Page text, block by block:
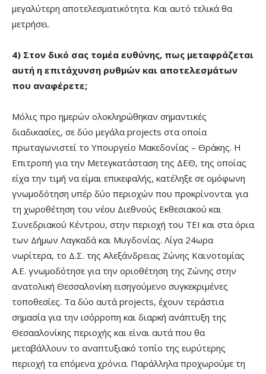
μεγαλύτερη αποτελεσματικότητα. Και αυτό τελικά θα
μετρήσει.
4) Στον δικό σας τομέα ευθύνης, πως μεταφράζεται
αυτή η επιτάχυνση ρυθμών και αποτελεσμάτων
που αναφέρετε;
Μόλις προ ημερών ολοκληρώθηκαν σημαντικές
διαδικασίες, σε δύο μεγάλα projects στα οποία
πρωταγωνιστεί το Υπουργείο Μακεδονίας – Θράκης. Η
Επιτροπή για την Μετεγκατάσταση της ΔΕΘ, της οποίας
είχα την τιμή να είμαι επικεφαλής, κατέληξε σε ομόφωνη
γνωμοδότηση υπέρ δύο περιοχών που προκρίνονται για
τη χωροθέτηση του νέου Διεθνούς Εκθεσιακού και
Συνεδριακού Κέντρου, στην περιοχή του ΤΕΙ και στα όρια
των Δήμων Λαγκαδά και Μυγδονίας. Λίγα 24ωρα
νωρίτερα, το Δ.Σ. της Αλεξάνδρειας Ζώνης Καινοτομίας
Α.Ε. γνωμοδότησε για την οριοθέτηση της Ζώνης στην
ανατολική Θεσσαλονίκη εισηγούμενο συγκεκριμένες
τοποθεσίες. Τα δύο αυτά projects, έχουν τεράστια
σημασία για την ισόρροπη και διαρκή ανάπτυξη της
Θεσααλονίκης περιοχής και είναι αυτά που θα
μεταβάλλουν το αναπτυξιακό τοπίο της ευρύτερης
περιοχή τα επόμενα χρόνια. Παράλληλα προχωρούμε τη